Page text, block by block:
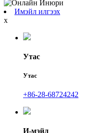
Имэйл илгээх
x
Утас
Утас
+86-28-68724242
И-мэйл